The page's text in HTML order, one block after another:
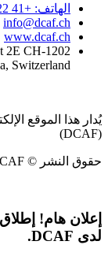
الهاتف: +41 22 730 94 00
info@dcaf.ch
www.dcaf.ch
2E CH-1202
Switzerland
يُدار هذا الموقع
(DCAF)
حقوق النشر © DCAF. كل الحقوق محفوظة.
إعلان هام!
لدى DCAF.